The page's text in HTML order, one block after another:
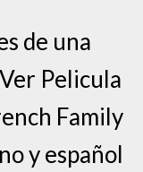
de una
Pelicula
Family
y español